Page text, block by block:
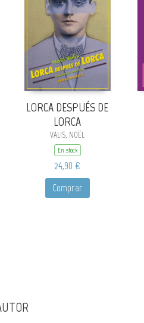
LORCA DESPUÉS DE
LORCA
VALIS, NOËL
En stock
24,90 €
Comprar